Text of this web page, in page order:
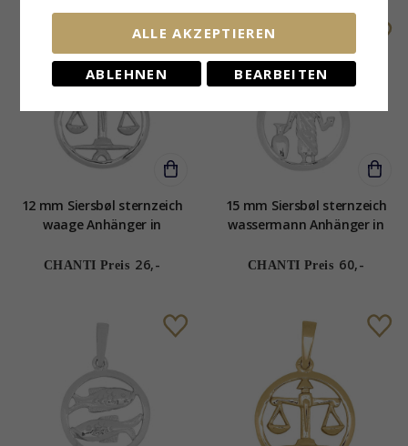
12 mm Siersbøl sternzeich
waage Anhänger in
CHANTI Preis 26,-
15 mm Siersbøl sternzeich
wassermann Anhänger in
CHANTI Preis 60,-
ALLE AKZEPTIEREN
ABLEHNEN BEARBEITEN